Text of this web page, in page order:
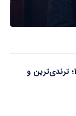
۱۵ مدل مانتو ۱۴۰۴؛ ترندی‌ترین و